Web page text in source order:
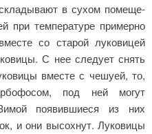
в сухом помеще­
при температуре примерно
со старой луковицей
С нее следует снять
вместе с чешуей, то,
под ней могут
появившиеся из них
и они высохнут. Луковицы